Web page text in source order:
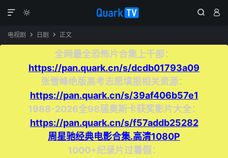
  

电视剧  日剧  正文
全网最全恐怖片合集上千部：
https://pan.quark.cn/s/dcdb01793a09
张雪峰绝版高考志愿填报相关资源：
https://pan.quark.cn/s/39af406b57e1
1988-2026全98届奥斯卡获奖影片大全：
https://pan.quark.cn/s/f57addb25282
周星驰经典电影合集.高清1080P
1000+纪录片过暑假：